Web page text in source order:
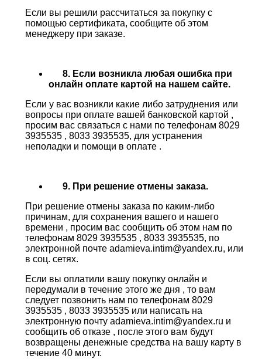
Если вы решили рассчитаться за покупку с
помощью сертификата, сообщите об этом
менеджеру при заказе.
8. Если возникла любая ошибка при
онлайн оплате картой на нашем сайте.
Если у вас возникли какие либо затруднения или
вопросы при оплате вашей банковской картой ,
просим вас связаться с нами по телефонам 8029
3935535 , 8033 3935535, для устранения
неполадки и помощи в оплате .
9. При решение отмены заказа.
При решение отмены заказа по каким-либо
причинам, для сохранения вашего и нашего
времени , просим вас сообщить об этом нам по
телефонам 8029 3935535 , 8033 3935535, по
электронной почте adamieva.intim@yandex.ru, или
в соц. сетях.
Если вы оплатили вашу покупку онлайн и
передумали в течение этого же дня , то вам
следует позвонить нам по телефонам 8029
3935535 , 8033 3935535 или написать на
электронную почту adamieva.intim@yandex.ru и
сообщить об отказе , после этого вам будут
возвращены денежные средства на вашу карту в
течение 40 минут.